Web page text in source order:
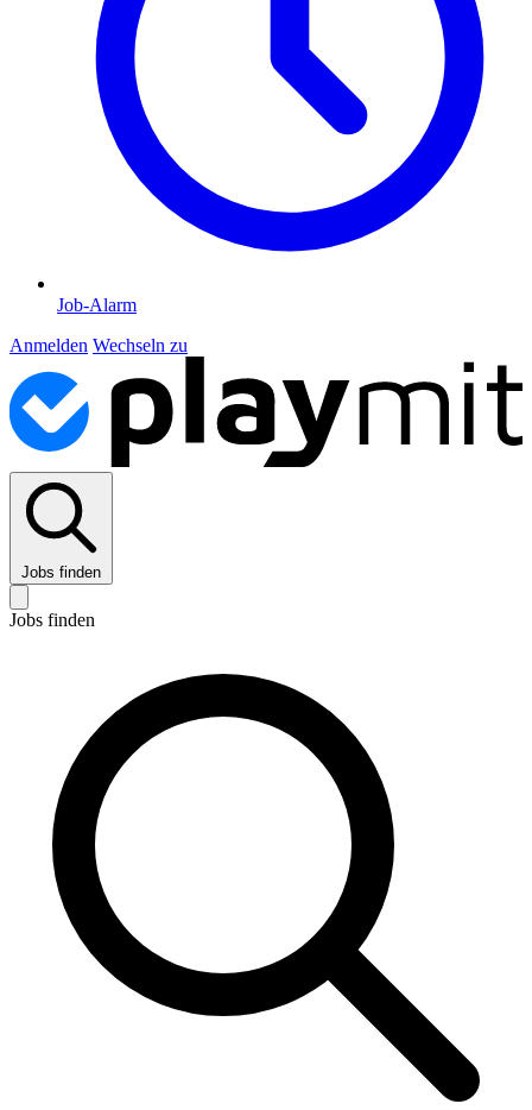
Job-Alarm
Anmelden Wechseln zu
Jobs finden
Jobs finden